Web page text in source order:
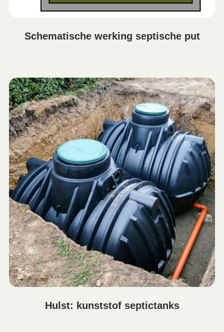
Schematische werking septische put
Hulst: kunststof septictanks